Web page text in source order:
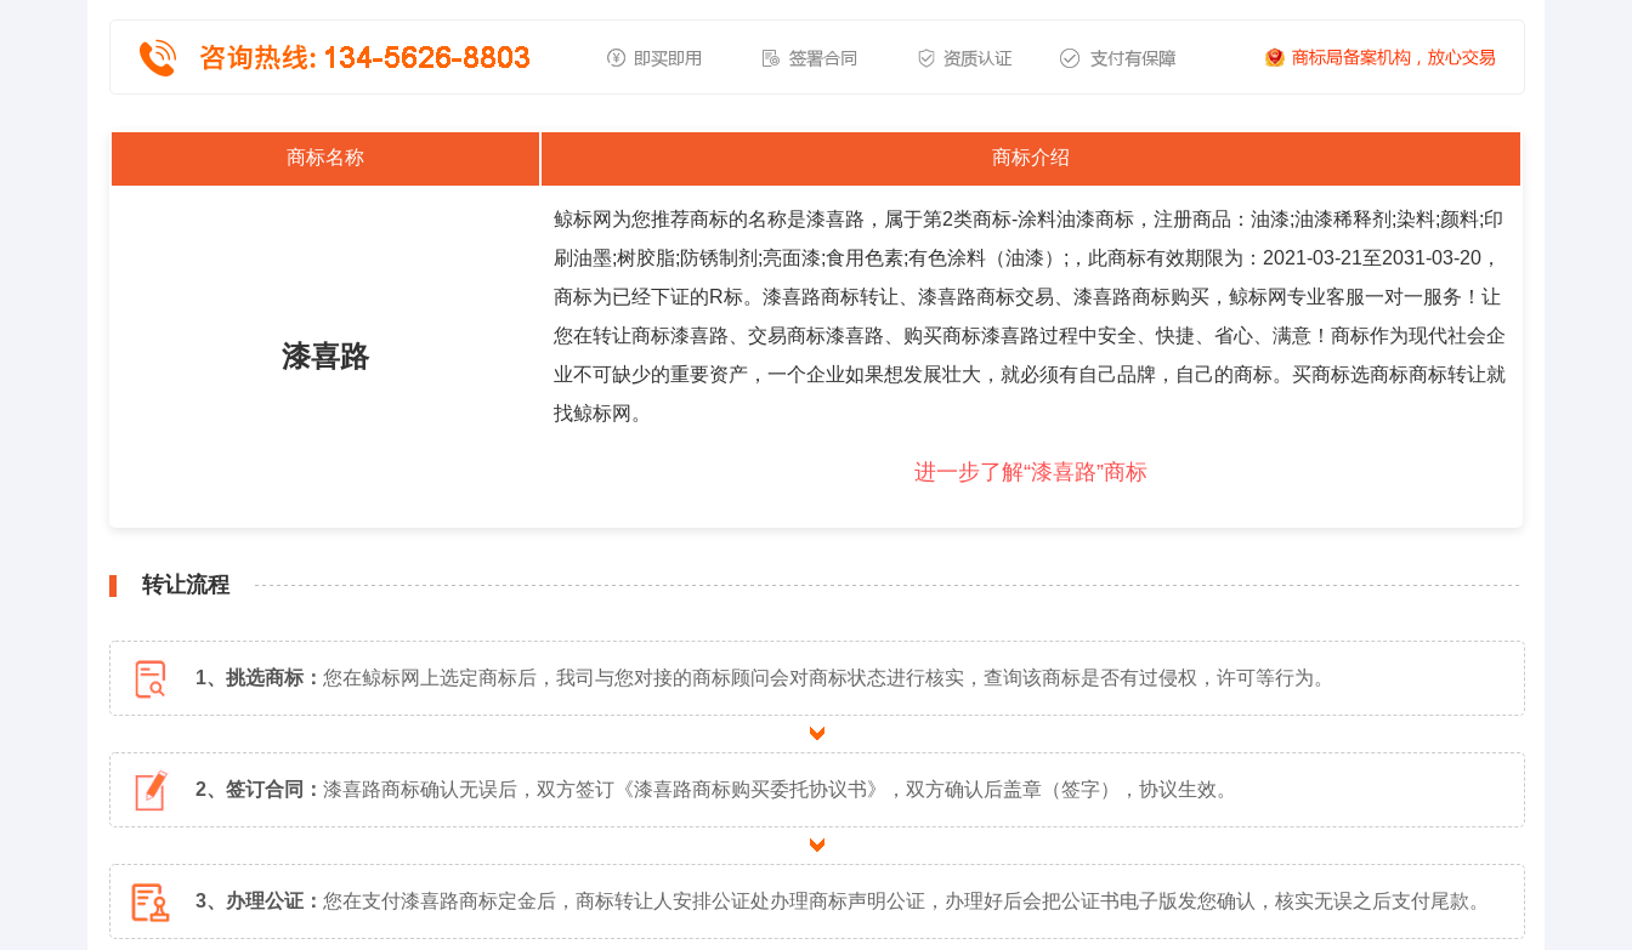
商标名称 商标介绍
漆喜路
鲸标网为您推荐商标的名称是漆喜路，属于第2类商标-涂料油漆商标，注册商品：油漆;油漆稀释剂;染料;颜料;印
刷油墨;树胶脂;防锈制剂;亮面漆;食用色素;有色涂料（油漆）;，此商标有效期限为：2021-03-21至2031-03-20，
商标为已经下证的R标。漆喜路商标转让、漆喜路商标交易、漆喜路商标购买，鲸标网专业客服一对一服务！让
您在转让商标漆喜路、交易商标漆喜路、购买商标漆喜路过程中安全、快捷、省心、满意！商标作为现代社会企
业不可缺少的重要资产，一个企业如果想发展壮大，就必须有自己品牌，自己的商标。买商标选商标商标转让就
找鲸标网。
进一步了解“漆喜路”商标
转让流程
1、挑选商标： 您在鲸标网上选定商标后，我司与您对接的商标顾问会对商标状态进行核实，查询该商标是否有过侵权，许可等行为。
2、签订合同： 漆喜路商标确认无误后，双方签订《漆喜路商标购买委托协议书》，双方确认后盖章（签字），协议生效。
3、办理公证： 您在支付漆喜路商标定金后，商标转让人安排公证处办理商标声明公证，办理好后会把公证书电子版发您确认，核实无误之后支付尾款。